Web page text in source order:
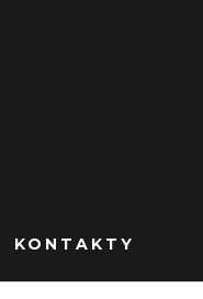
KONTAKTY